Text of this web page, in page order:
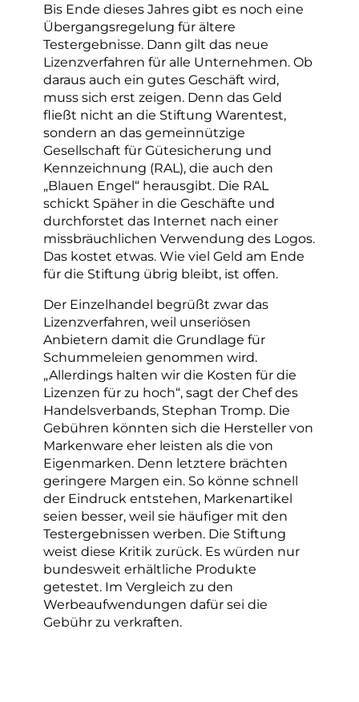
Bis Ende dieses Jahres gibt es noch eine
Übergangsregelung für ältere
Testergebnisse. Dann gilt das neue
Lizenzverfahren für alle Unternehmen. Ob
daraus auch ein gutes Geschäft wird,
muss sich erst zeigen. Denn das Geld
fließt nicht an die Stiftung Warentest,
sondern an das gemeinnützige
Gesellschaft für Gütesicherung und
Kennzeichnung (RAL), die auch den
„Blauen Engel“ herausgibt. Die RAL
schickt Späher in die Geschäfte und
durchforstet das Internet nach einer
missbräuchlichen Verwendung des Logos.
Das kostet etwas. Wie viel Geld am Ende
für die Stiftung übrig bleibt, ist offen.
Der Einzelhandel begrüßt zwar das
Lizenzverfahren, weil unseriösen
Anbietern damit die Grundlage für
Schummeleien genommen wird.
„Allerdings halten wir die Kosten für die
Lizenzen für zu hoch“, sagt der Chef des
Handelsverbands, Stephan Tromp. Die
Gebühren könnten sich die Hersteller von
Markenware eher leisten als die von
Eigenmarken. Denn letztere brächten
geringere Margen ein. So könne schnell
der Eindruck entstehen, Markenartikel
seien besser, weil sie häufiger mit den
Testergebnissen werben. Die Stiftung
weist diese Kritik zurück. Es würden nur
bundesweit erhältliche Produkte
getestet. Im Vergleich zu den
Werbeaufwendungen dafür sei die
Gebühr zu verkraften.